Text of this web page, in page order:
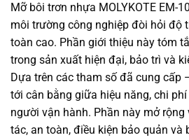
Mỡ bôi trơn nhựa MOLYKOTE EM-
môi trường công nghiệp đòi hỏi độ
toàn cao. Phần giới thiệu này tóm
trong sản xuất hiện đại, bảo trì và
Dựa trên các tham số đã cung
tới cân bằng giữa hiệu năng, chi
người vận hành. Phần này mở rộng
tác, an toàn, điều kiện bảo quản và